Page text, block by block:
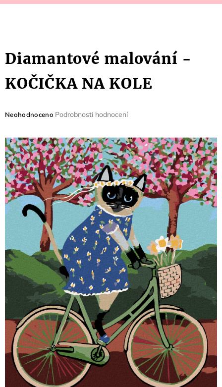
Diamantové malování -
KOČIČKA NA KOLE
Průměrné
je
0,0
z
5
hvězdiček.
Neohodnoceno Podrobnosti hodnocení